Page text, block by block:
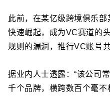
此前，在某亿级跨境俱乐部
快速崛起，成为VC赛道的
规则的漏洞，推行VC账号共
据业内人士透露：“该公司
千个品牌，横跨数百个毫不